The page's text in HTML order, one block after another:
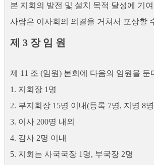
본 지회의 발전 및 설치 목적 달성에 기
사람은 이사회의 의결을 거쳐서 포상할
제 3 장 임 원
제 11 조 (임원) 본회에 다음의 임원을 둔
1. 지회장 1명
2. 부지회장 15명 이내(등록 7명, 지명 8
3. 이사 200명 내외
4. 감사 2명 이내
5. 지회는 사국국장 1명, 부국장 2명